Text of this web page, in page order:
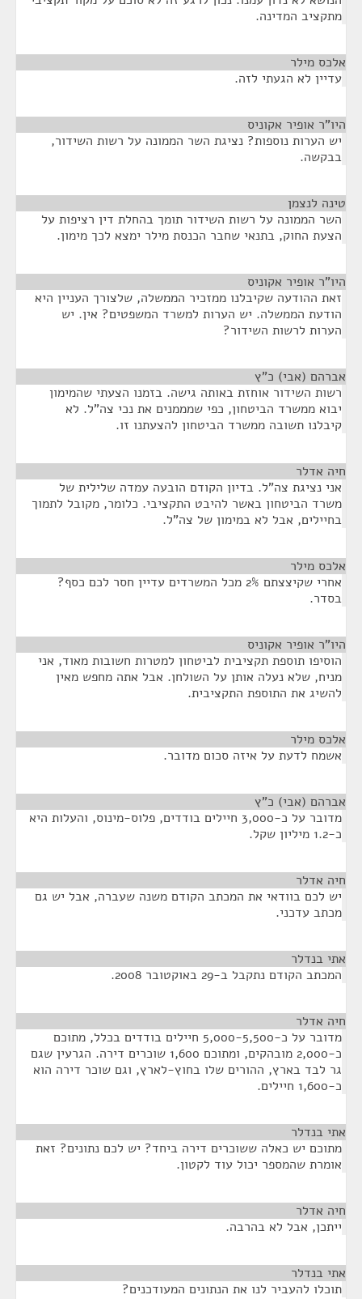
מתקציב המדינה.
אלכס מילר
עדיין לא הגעתי לזה.
היו"ר אופיר אקוניס
יש הערות נוספות? נציגת השר הממונה על רשות השידור,
בבקשה.
טינה לנצמן
השר הממונה על רשות השידור תומך בהחלת דין רציפות על
הצעת החוק, בתנאי שחבר הכנסת מילר ימצא לכך מימון.
היו"ר אופיר אקוניס
זאת ההודעה שקיבלנו ממזכיר הממשלה, שלצורך העניין היא
הודעת הממשלה. יש הערות למשרד המשפטים? אין. יש
הערות לרשות השידור?
אברהם (אבי) כ"ץ
רשות השידור אוחזת באותה גישה. בזמנו הצעתי שהמימון
יבוא ממשרד הביטחון, כפי שמממנים את נכי צה"ל. לא
קיבלנו תשובה ממשרד הביטחון להצעתנו זו.
חיה אדלר
אני נציגת צה"ל. בדיון הקודם הובעה עמדה שלילית של
משרד הביטחון באשר להיבט התקציבי. כלומר, מקובל לתמוך
בחיילים, אבל לא במימון של צה"ל.
אלכס מילר
אחרי שקיצצתם 2% מכל המשרדים עדיין חסר לכם כסף?
בסדר.
היו"ר אופיר אקוניס
הוסיפו תוספת תקציבית לביטחון למטרות חשובות מאוד, אני
מניח, שלא נעלה אותן על השולחן. אבל אתה מחפש מאין
להשיג את התוספת התקציבית.
אלכס מילר
אשמח לדעת על איזה סכום מדובר.
אברהם (אבי) כ"ץ
מדובר על כ-3,000 חיילים בודדים, פלוס-מינוס, והעלות היא
כ-1.2 מיליון שקל.
חיה אדלר
יש לכם בוודאי את המכתב הקודם משנה שעברה, אבל יש גם
מכתב עדכני.
אתי בנדלר
המכתב הקודם נתקבל ב-29 באוקטובר 2008.
חיה אדלר
מדובר על כ-5,000-5,500 חיילים בודדים בכלל, מתוכם
כ-2,000 מובהקים, ומתוכם 1,600 שוכרים דירה. הגרעין שגם
גר לבד בארץ, ההורים שלו בחוץ-לארץ, וגם שוכר דירה הוא
כ-1,600 חיילים.
אתי בנדלר
מתוכם יש כאלה ששוכרים דירה ביחד? יש לכם נתונים? זאת
אומרת שהמספר יכול עוד לקטון.
חיה אדלר
ייתכן, אבל לא בהרבה.
אתי בנדלר
תוכלו להעביר לנו את הנתונים המעודכנים?